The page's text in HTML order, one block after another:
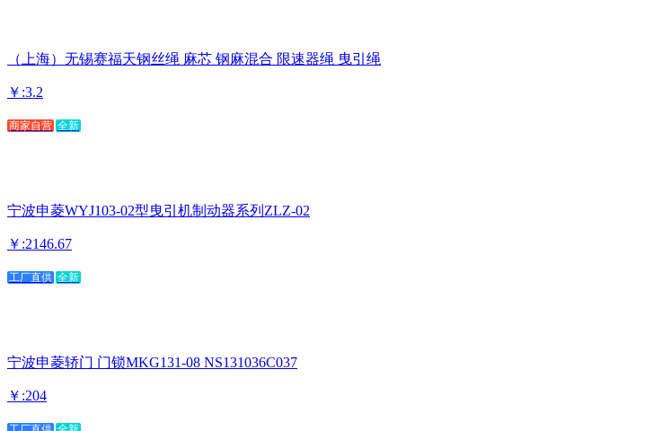
（上海）无锡赛福天钢丝绳 麻芯 钢麻混合 限速器绳 曳引绳
￥:3.2
商家自营 全新
宁波申菱WYJ103-02型曳引机制动器系列ZLZ-02
￥:2146.67
工厂直供 全新
宁波申菱轿门 门锁MKG131-08 NS131036C037
￥:204